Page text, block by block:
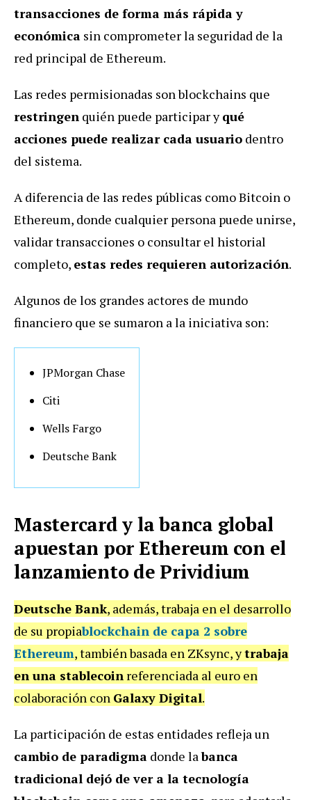
transacciones de forma más rápida y
económica sin comprometer la seguridad de la
red principal de Ethereum.
Las redes permisionadas son blockchains que
restringen quién puede participar yqué
acciones puede realizar cada usuario dentro
del sistema.
A diferencia de las redes públicas como Bitcoin o
Ethereum, donde cualquier persona puede unirse,
validar transacciones o consultar el historial
completo, estas redes requieren autorización.
Algunos de los grandes actores de mundo
financiero que se sumaron a la iniciativa son:
JPMorgan Chase
Citi
Wells Fargo
Deutsche Bank
Mastercard y la banca global
apuestan por Ethereum con el
lanzamiento de Prividium
Deutsche Bank, además, trabaja en el desarrollo
de su propiablockchain de capa 2 sobre
Ethereum, también basada en ZKsync, ytrabaja
en una stablecoin referenciada al euro en
colaboración con Galaxy Digital.
La participación de estas entidades refleja un
cambio de paradigma donde labanca
tradicional dejó de ver a la tecnología